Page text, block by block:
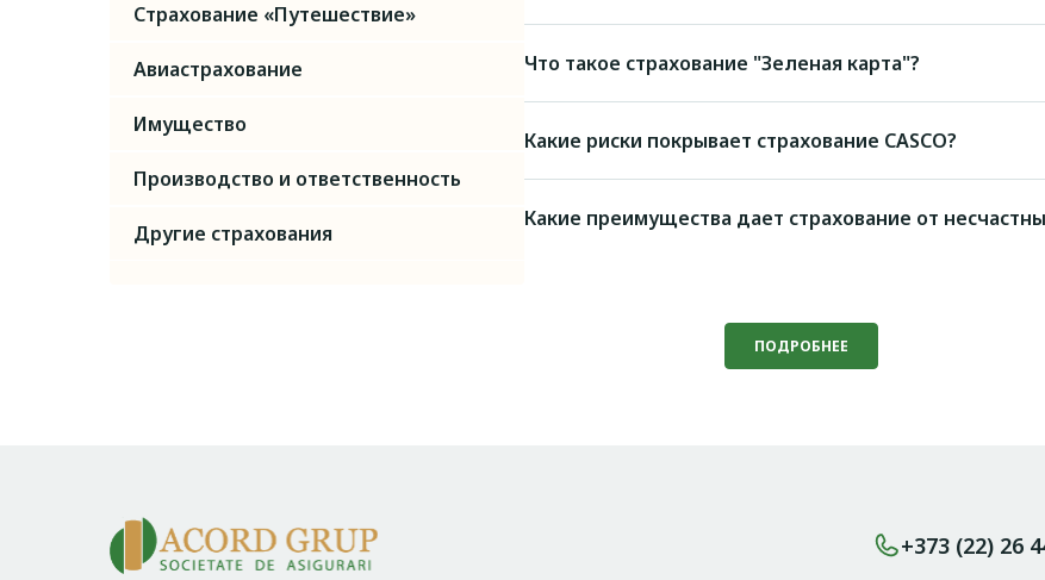
Страхование «Путешествие»
Авиастрахование
Имущество
Производство и ответственность
Другие страхования
Что такое страхование "Зеленая карта"?
Какие риски покрывает страхование CASCO?
Какие преимущества дает страхование от
ПОДРОБНЕЕ
+373 (22) 26